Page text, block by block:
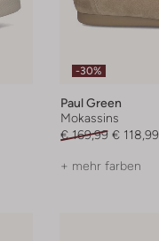
-30%
Paul Green
Mokassins
€ 169,99 € 118,99
+ mehr farben